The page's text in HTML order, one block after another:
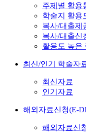
주제별 활용
학술지 활용
복사/대출제
복사/대출신
활용도 높은
최신/인기 학술자
최신자료
인기자료
해외자료신청(E-
해외자료신